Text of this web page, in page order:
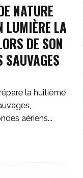
NATURE
LUMIÈRE LA
DE SON
la huitième
aériens...